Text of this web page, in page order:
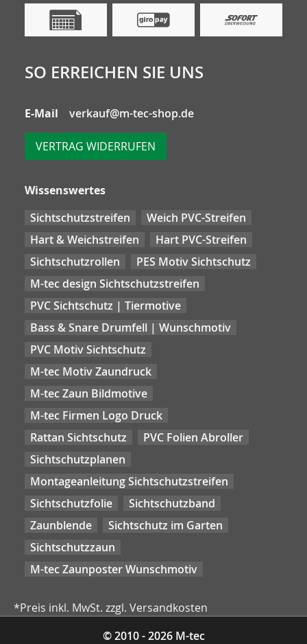
SO ERREICHEN SIE UNS
E-Mail verkauf@m-tec-shop.de
VERTRAG WIDERRUFEN
Wissenswertes
Sichtschutzstreifen
Weich PVC-Streifen
Hart & Weichstreifen
Hart PVC-Streifen
Sichtschutzrollen
PES Motiv Sichtschutz
M-tec design Sichtschutzstreifen
PVC Sichtschutz | Tiermotive
Bass & Snare Drumfell | Wunschmotiv
PVC Motiv Sichtschutz
M-tec Motiv Zaundruck
M-tec Zaun Bildmotive
M-tec Firmen Logo Druck
Rattan Sichtschutz
PVC Folien Abroller
Sichtschutzplanen
Montageanleitung Sichtschutzstreifen
Sichtschutzfolie
Sichtschutzband
Zaunblende
Sichtschutz im Garten
Sichtschutzzaun
M-tec Zaunposter Wunschmotiv
*Preis inkl. MwSt. zzgl. Versandkosten
© 2010 - 2026 M-tec